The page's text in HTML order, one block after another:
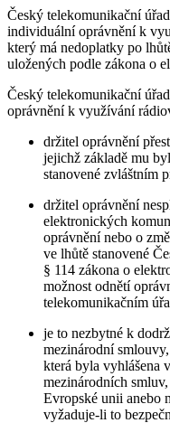
Český telekomunikační
individuální oprávnění k
který má nedoplatky po
uložených podle zákona o
Český telekomunikační
oprávnění k využívání
držitel oprávnění
jejichž základě mu
stanovené zvláštním
držitel oprávnění
elektronických
oprávnění nebo o
ve lhůtě stanovené
§ 114 zákona o
možnost odnětí
telekomunikačním
je to nezbytné k
mezinárodní
která byla vyhlášena
mezinárodních
Evropské unii anebo
vyžaduje-li to